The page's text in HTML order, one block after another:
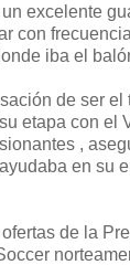
excelente
con
iba el
de ser
etapa con el
,
en su
de la